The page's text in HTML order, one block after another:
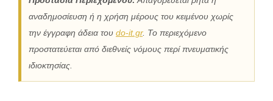
αναδημοσίευση ή η χρήση μέρους του κειμένου χωρίς
την έγγραφη άδεια του do-it.gr. Το περιεχόμενο
προστατεύεται από διεθνείς νόμους περί πνευματικής
ιδιοκτησίας.